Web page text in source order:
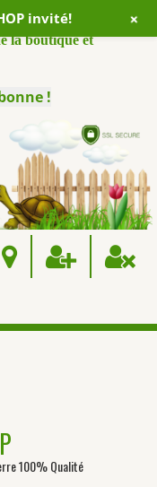
:
la boutique et
100% Qualité
invité! +